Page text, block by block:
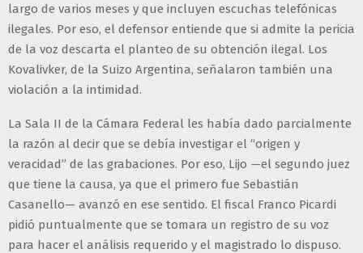
largo de varios meses y que incluyen escuchas telefónicas
ilegales. Por eso, el defensor entiende que si admite la pericia
de la voz descarta el planteo de su obtención ilegal. Los
Kovalivker, de la Suizo Argentina, señalaron también una
violación a la intimidad.
La Sala II de la Cámara Federal les había dado parcialmente
la razón al decir que se debía investigar el “origen y
veracidad” de las grabaciones. Por eso, Lijo —el segundo juez
que tiene la causa, ya que el primero fue Sebastián
Casanello— avanzó en ese sentido. El fiscal Franco Picardi
pidió puntualmente que se tomara un registro de su voz
para hacer el análisis requerido y el magistrado lo dispuso.